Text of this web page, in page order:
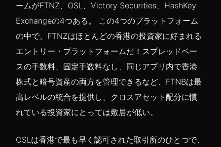
ームがFTNZ、OSL、Victory Securities、HashKey
Exchangeの4つある。 この4つのプラットフォーム
の中で、FTNZはほとんどの香港の投資家に好まれる
エントリー・プラットフォームだ！スプレッドベー
スの手数料、固定手数料なし、同じアプリ内で香港
株式と暗号資産の両方を管理できるなど、FTNBは最
高レベルの統合を提供し、クロスアセット配分に慣
れている投資家にとっては敷居が低い。
OSLは香港で最も早く認可された取引所のひとつで、